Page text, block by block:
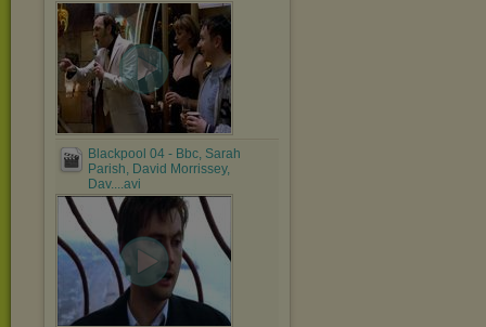
Blackpool 04 - Bbc, Sarah
Parish, David Morrissey,
Dav....avi